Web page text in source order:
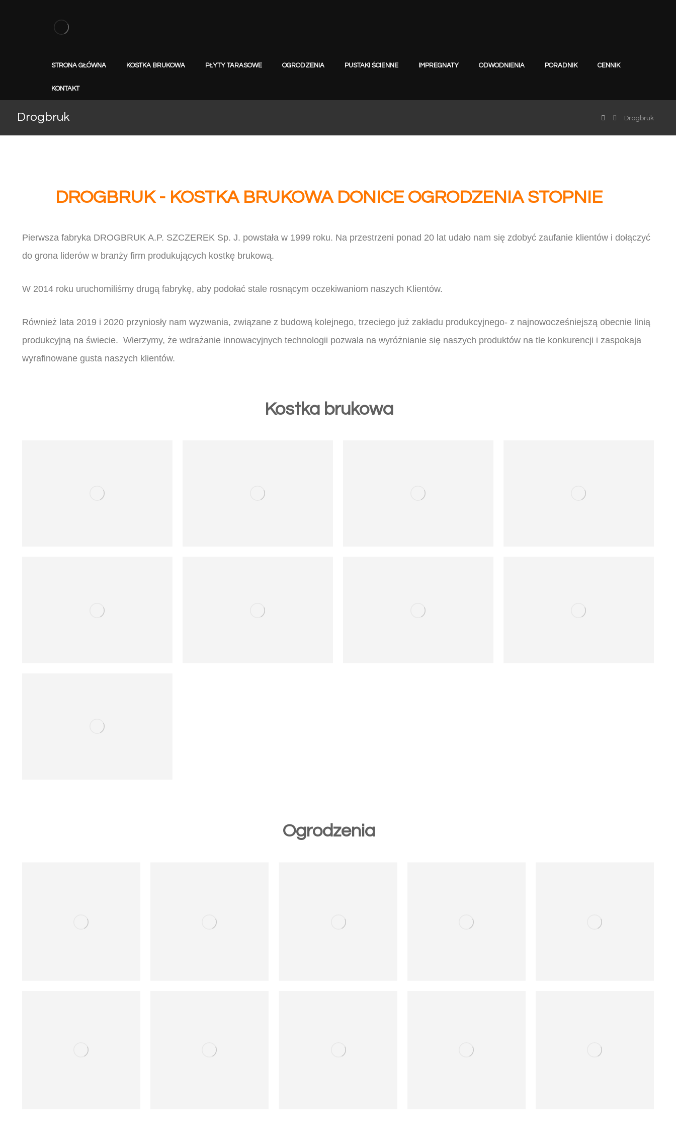
STRONA GŁÓWNA KOSTKA BRUKOWA PŁYTY TARASOWE OGRODZENIA PUSTAKI ŚCIENNE IMPREGNATY ODWODNIENIA PORADNIK CENNIK
KONTAKT
Drogbruk Drogbruk
DROGBRUK - KOSTKA BRUKOWA DONICE OGRODZENIA STOPNIE
Pierwsza fabryka DROGBRUK A.P. SZCZEREK Sp. J. powstała w 1999 roku. Na przestrzeni ponad 20 lat udało nam się zdobyć zaufanie klientów i dołączyć
do grona liderów w branży firm produkujących kostkę brukową.
W 2014 roku uruchomiliśmy drugą fabrykę, aby podołać stale rosnącym oczekiwaniom naszych Klientów.
Również lata 2019 i 2020 przyniosły nam wyzwania, związane z budową kolejnego, trzeciego już zakładu produkcyjnego- z najnowocześniejszą obecnie linią
produkcyjną na świecie. Wierzymy, że wdrażanie innowacyjnych technologii pozwala na wyróżnianie się naszych produktów na tle konkurencji i zaspokaja
wyrafinowane gusta naszych klientów.
Kostka brukowa
Ogrodzenia